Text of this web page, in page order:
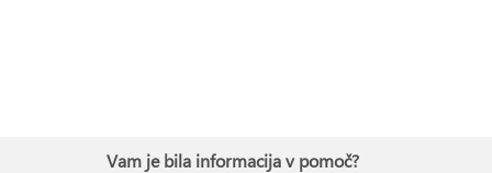
Vam je bila informacija v pomoč?